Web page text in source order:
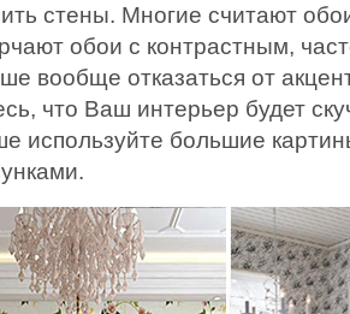
стены. Многие считают
обои с контрастным,
вообще отказаться от
что Ваш интерьер будет
используйте большие